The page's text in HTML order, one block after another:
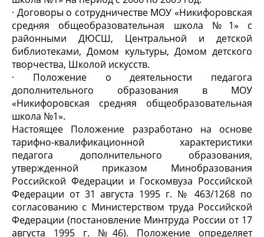
· Договоры о сотрудничестве МОУ «Никифоровская
средняя общеобразовательная школа №1» с
районными ДЮСШ, Центральной и детской
библиотеками, Домом культуры, Домом детского
творчества, Школой искусств.
· Положение о деятельности педагога
дополнительного образования в МОУ
«Никифоровская средняя общеобразовательная
школа №1».
Настоящее Положение разработано на основе
тарифно-квалификационной характеристики
педагога дополнительного образования,
утвержденной приказом Минобразования
Российской Федерации и Госкомвуза Российской
Федерации от 31 августа 1995 г. № 463/1268 по
согласованию с Министерством труда Российской
Федерации (постановление Минтруда России от 17
августа 1995 г. №46). Положение определяет